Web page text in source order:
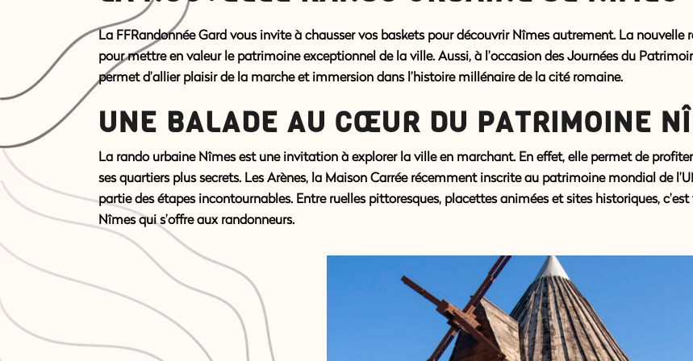
La FFRandonnée Gardvous invite à chausser vos baskets pour découvrir Nîmes autrement. La nouvelle
pour mettre en valeur le patrimoine exceptionnel de la ville. Aussi, à l’occasion des Journées du
permet d’allier plaisir de la marche et immersion dans l’histoire millénaire de la cité romaine.
UNE BALADE AU CŒUR DU PATRIMOINE
La rando urbaine Nîmesest une invitation à explorer la ville en marchant. En effet, elle permet de
ses quartiers plus secrets. Les Arènes, la Maison Carrée récemment inscrite au patrimoine mondial de
partie des étapes incontournables. Entre ruelles pittoresques, placettes animées et sites historiques,
Nîmes qui s’offre aux randonneurs.